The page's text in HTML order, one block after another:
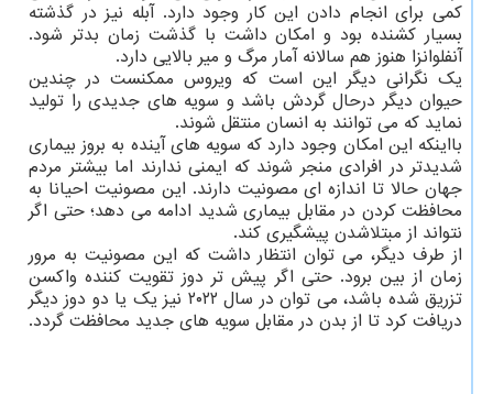
کمی برای انجام دادن این کار وجود دارد. آبله نیز در گذشته
بسیار کشنده بود و امکان داشت با گذشت زمان بدتر شود.
آنفلوانزا هنوز هم سالانه آمار مرگ و میر بالایی دارد.
یک نگرانی دیگر این است که ویروس ممکنست در چندین
حیوان دیگر درحال گردش باشد و سویه های جدیدی را تولید
نماید که می توانند به انسان منتقل شوند.
بااینکه این امکان وجود دارد که سویه های آینده به بروز بیماری
شدیدتر در افرادی منجر شوند که ایمنی ندارند اما بیشتر مردم
جهان حالا تا اندازه ای مصونیت دارند. این مصونیت احیانا به
محافظت کردن در مقابل بیماری شدید ادامه می دهد؛ حتی اگر
نتواند از مبتلاشدن پیشگیری کند.
از طرف دیگر، می توان انتظار داشت که این مصونیت به مرور
زمان از بین برود. حتی اگر پیش تر دوز تقویت کننده واکسن
تزریق شده باشد، می توان در سال ۲۰۲۲ نیز یک یا دو دوز دیگر
دریافت کرد تا از بدن در مقابل سویه های جدید محافظت گردد.